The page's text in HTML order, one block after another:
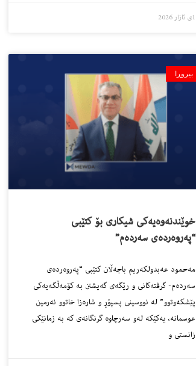
1ی ئازار 2026
بیروڕا
خوێندنەوەیەکی شیکاری بۆ کتێبی
“پەروەردەی سەردەم”
مەحمود عەبدولکەریم باجەڵان کتێبی “پەروەردەی
سەردەم- گرفتەکانی و رێگەی گەیشتن بە کۆمەڵگەیەکی
پێشکەوتوو” لە نووسینی پسپۆڕ و شارەزا خاتوو نەرمین
عوسمانە، یەکێکە لەو سەرچاوە گرنگانەی کە بە زمانێکی
زانستی و